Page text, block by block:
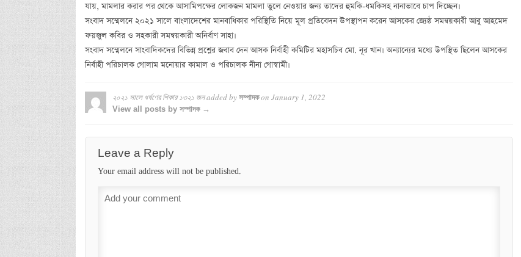
যায়, মামলার করার পর থেকে আসামিপক্ষের লোকজন মামলা তুলে নেওয়ার জন্য তাদের হুমকি-ধমকিসহ নানাভাবে চাপ দিচ্ছেন।
সংবাদ সম্মেলনে ২০২১ সালে বাংলাদেশের মানবাধিকার পরিস্থিতি নিয়ে মূল প্রতিবেদন উপস্থাপন করেন আসকের জ্যেষ্ঠ সমন্বয়কারী আবু আহমেদ
ফয়জুল কবির ও সহকারী সমন্বয়কারী অনির্বাণ সাহা।
সংবাদ সম্মেলনে সাংবাদিকদের বিভিন্ন প্রশ্নের জবাব দেন আসক নির্বাহী কমিটির মহাসচিব মো. নূর খান। অন্যান্যের মধ্যে উপস্থিত ছিলেন আসকের
নির্বাহী পরিচালক গোলাম মনোয়ার কামাল ও পরিচালক নীনা গোস্বামী।
২০২১ সালে ধর্ষণের শিকার ১৩২১ জনadded by সম্পাদকon January 1, 2022
View all posts by সম্পাদক →
Leave a Reply
Your email address will not be published.